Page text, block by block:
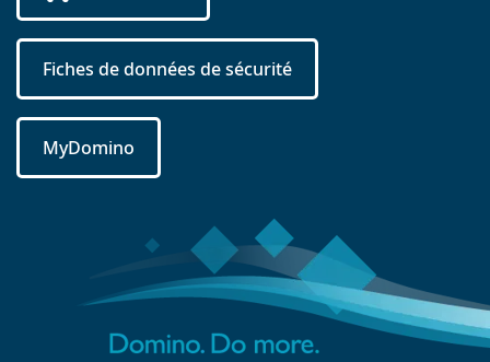
Fiches de données de sécurité
MyDomino